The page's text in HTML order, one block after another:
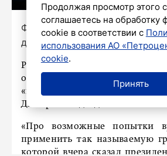
Фото: Александр Глуз/
дневник»
Россия ответила бы
оружием в случае
«грязной» бомбы, заявил
Дмитрий Медведев.
«Про возможные попытки
применить так называемую
которой вчера сказал
Продолжая просмотр этого
соглашаетесь на обработку
cookie в соответствии с
использования АО
cookie.
Принять